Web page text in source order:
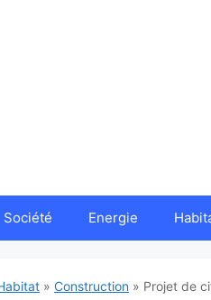
Société Energie
» Construction » Projet de